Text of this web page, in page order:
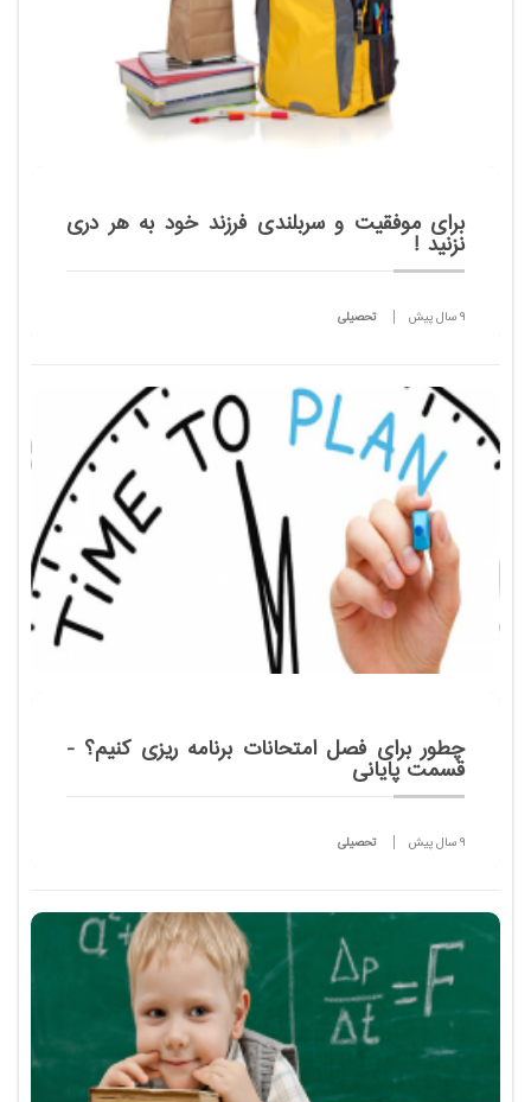
برای موفقیت و سربلندی فرزند خود به هر دری
نزنید !
9 سال پیش تحصیلی
سربلند به جامعه تحویل دهند ولی وسواس زیاد در این
راه مشکلاتی برای دانش آموزان و گاهی خانواده ایجاد
چطور براى فصل امتحانات برنامه ریزى كنیم؟ -
قسمت پایانی
9 سال پیش تحصیلی
بهتر معلومات مان را ارائه کنیم، و بهتر نمره بگیریم!